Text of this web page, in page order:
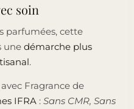
soin
parfumées, cette
une démarche plus
.
Fragrance de
IFRA : Sans CMR, Sans